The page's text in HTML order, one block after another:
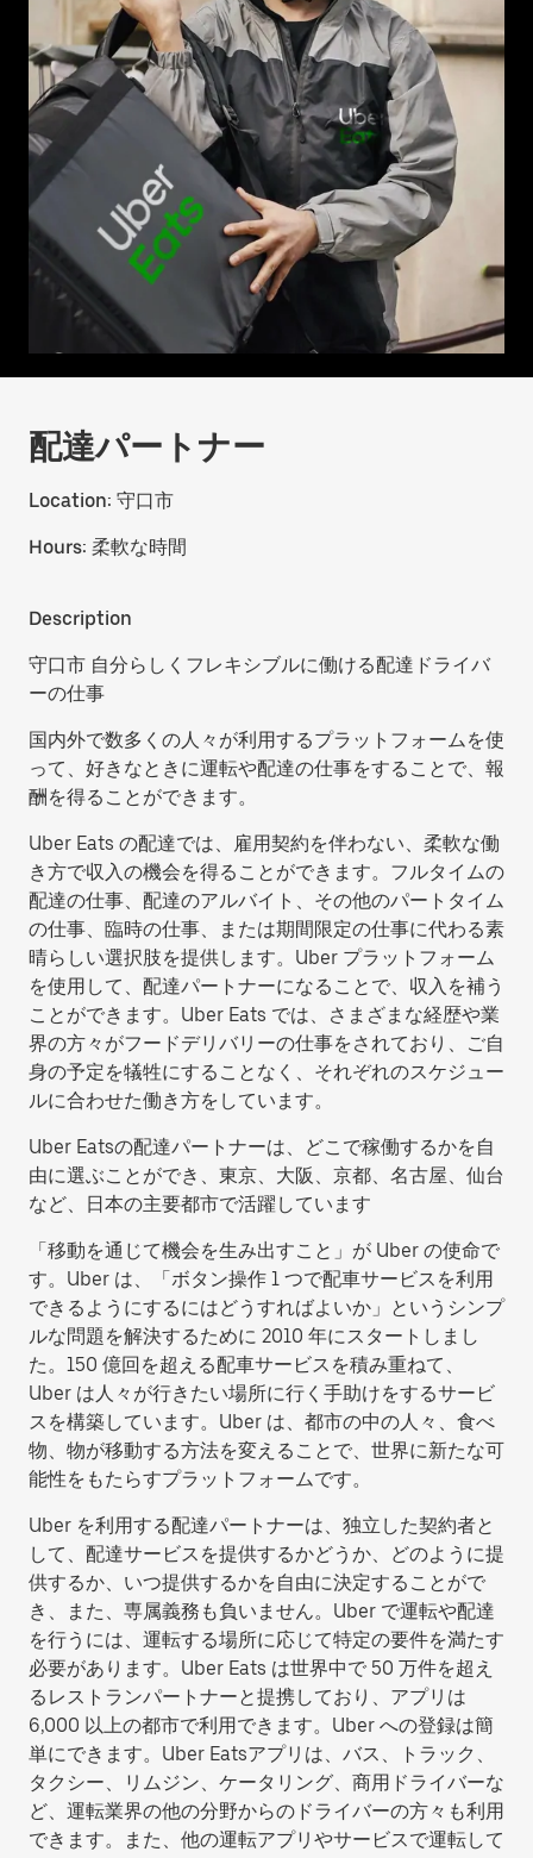
配達パートナー
Location: 守口市
Hours: 柔軟な時間
Description
守口市 自分らしくフレキシブルに働ける配達ドライバ
ーの仕事
国内外で数多くの人々が利用するプラットフォームを使
って、好きなときに運転や配達の仕事をすることで、報
酬を得ることができます。
Uber Eats の配達では、雇用契約を伴わない、柔軟な働
き方で収入の機会を得ることができます。フルタイムの
配達の仕事、配達のアルバイト、その他のパートタイム
の仕事、臨時の仕事、または期間限定の仕事に代わる素
晴らしい選択肢を提供します。Uber プラットフォーム
を使用して、配達パートナーになることで、収入を補う
ことができます。Uber Eats では、さまざまな経歴や業
界の方々がフードデリバリーの仕事をされており、ご自
身の予定を犠牲にすることなく、それぞれのスケジュー
ルに合わせた働き方をしています。
Uber Eatsの配達パートナーは、どこで稼働するかを自
由に選ぶことができ、東京、大阪、京都、名古屋、仙台
など、日本の主要都市で活躍しています
「移動を通じて機会を生み出すこと」が Uber の使命で
す。Uber は、「ボタン操作 1 つで配車サービスを利用
できるようにするにはどうすればよいか」というシンプ
ルな問題を解決するために 2010 年にスタートしまし
た。150 億回を超える配車サービスを積み重ねて、
Uber は人々が行きたい場所に行く手助けをするサービ
スを構築しています。Uber は、都市の中の人々、食べ
物、物が移動する方法を変えることで、世界に新たな可
能性をもたらすプラットフォームです。
Uber を利用する配達パートナーは、独立した契約者と
して、配達サービスを提供するかどうか、どのように提
供するか、いつ提供するかを自由に決定することがで
き、また、専属義務も負いません。Uber で運転や配達
を行うには、運転する場所に応じて特定の要件を満たす
必要があります。Uber Eats は世界中で 50 万件を超え
るレストランパートナーと提携しており、アプリは
6,000 以上の都市で利用できます。Uber への登録は簡
単にできます。Uber Eatsアプリは、バス、トラック、
タクシー、リムジン、ケータリング、商用ドライバーな
ど、運転業界の他の分野からのドライバーの方々も利用
できます。また、他の運転アプリやサービスで運転して